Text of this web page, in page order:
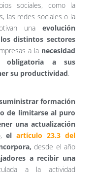
sociales, como la
las redes sociales o la
una evolución
distintos sectores
a la necesidad
obligatoria a sus
su productividad.
formación
de limitarse al puro
una actualización
elartículo 23.3 del
desde el año
a recibir una
a la actividad